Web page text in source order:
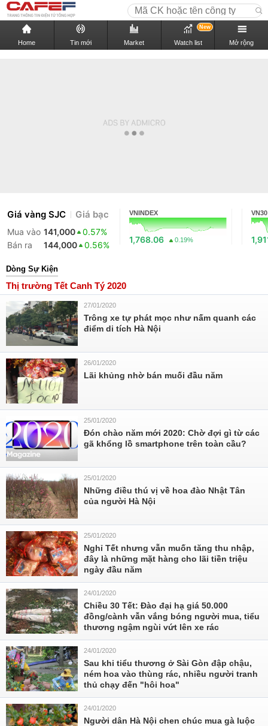
Home Tin mới Market Watch list
New
Mở rộng
Giá vàng SJC Giá bạc
Mua vào 141,000
0.57%
Bán ra
144,000 0.56%
VNINDEX
1,768.06 0.19%
VN30
Dòng Sự Kiện
Thị trường Tết Canh Tý 2020
27/01/2020
Trông xe tự phát mọc như nấm quanh các
điểm di tích Hà Nội
26/01/2020
Lãi khủng nhờ bán muối đầu năm
25/01/2020
Đón chào năm mới 2020: Chờ đợi gì từ các
gã khổng lồ smartphone trên toàn cầu?
25/01/2020
Những điều thú vị về hoa đào Nhật Tân
của người Hà Nội
25/01/2020
Nghỉ Tết nhưng vẫn muốn tăng thu nhập,
đây là những mặt hàng cho lãi tiền triệu
ngày đầu năm
24/01/2020
Chiều 30 Tết: Đào đại hạ giá 50.000
đồng/cành vẫn vắng bóng người mua, tiểu
thương ngậm ngùi vứt lên xe rác
24/01/2020
Sau khi tiểu thương ở Sài Gòn đập chậu,
ném hoa vào thùng rác, nhiều người tranh
thủ chạy đến "hôi hoa"
24/01/2020
Người dân Hà Nội chen chúc mua gà luộc